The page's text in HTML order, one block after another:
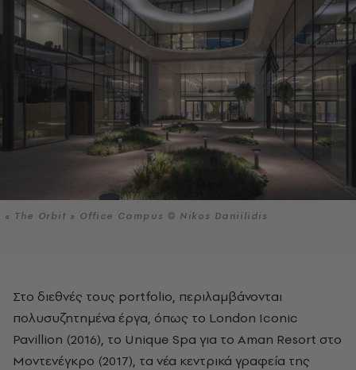
« The Orbit » Office Campus © Nikos Daniilidis
Στο διεθνές τους portfolio, περιλαμβάνονται
πολυσυζητημένα έργα, όπως το London Iconic
Pavillion (2016), το Unique Spa για το Aman Resort στο
Μοντενέγκρο (2017), τα νέα κεντρικά γραφεία της